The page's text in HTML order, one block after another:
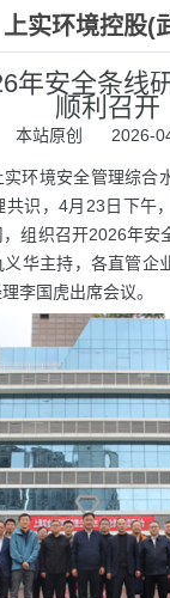
上实环境控股(
年安全条线
顺利召开
本站原创 2026-
实环境安全管理综合
共识，4月23日下午
组织召开2026年安
义华主持，各直管企
李国虎出席会议。